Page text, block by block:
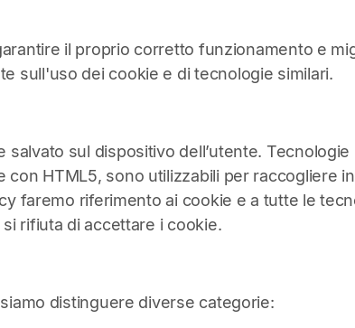
il proprio corretto funzionamento e
sull'uso dei cookie e di tecnologie similari.
sul dispositivo dell’utente.
con HTML5, sono utilizzabili per raccogliere
faremo riferimento ai cookie e a tutte le
rifiuta di accettare i cookie.
distinguere diverse categorie: